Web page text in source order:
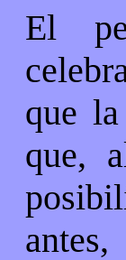
El
que
que,